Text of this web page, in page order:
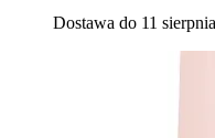
Dostawa do 11 sierpnia